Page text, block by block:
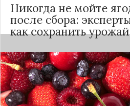
Никогда не мойте
после сбора:
как сохранить урожай
Мытьё ягод сразу после
полной потерей урожая. Как
«Сделай сам», на
естественный восковой
роль природного барьера.